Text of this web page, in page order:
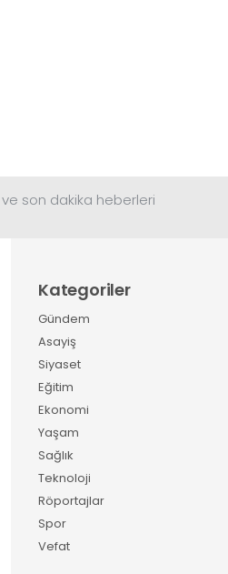
son dakika heberleri
Kategoriler
Gündem
Asayiş
Siyaset
Eğitim
Ekonomi
Yaşam
Sağlık
Teknoloji
Röportajlar
Spor
Vefat